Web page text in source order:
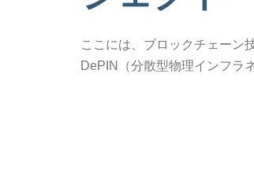
ここには、ブロックチェーン
DePIN（分散型物理インフラ